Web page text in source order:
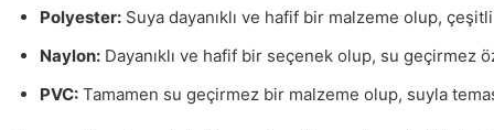
Polyester: Suya dayanıklı ve hafif bir malzeme olup,
Naylon: Dayanıklı ve hafif bir seçenek olup, su geçirmez
PVC: Tamamen su geçirmez bir malzeme olup, suyla